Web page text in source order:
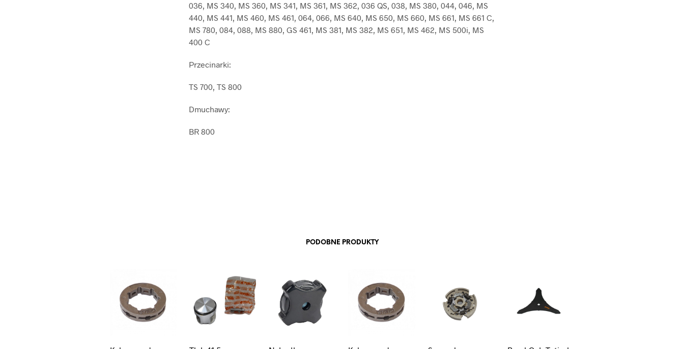
036, MS 340, MS 360, MS 341, MS 361, MS 362, 036 QS, 038, MS 380, 044, 046, MS
440, MS 441, MS 460, MS 461, 064, 066, MS 640, MS 650, MS 660, MS 661, MS 661 C,
MS 780, 084, 088, MS 880, GS 461, MS 381, MS 382, MS 651, MS 462, MS 500i, MS
400 C
Przecinarki:
TS 700, TS 800
Dmuchawy:
BR 800
PODOBNE PRODUKTY